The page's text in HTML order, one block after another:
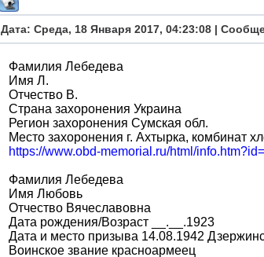
Дата: Среда, 18 Января 2017, 04:23:08 |
Фамилия Лебедева
Имя Л.
Отчество В.
Страна захоронения Украина
Регион захоронения Сумская обл.
Место захоронения г. Ахтырка, комбинат
https://www.obd-memorial.ru/html/
Фамилия Лебедева
Имя Любовь
Отчество Вячеславовна
Дата рождения/Возраст __.__.1923
Дата и место призыва 14.08.1942
Воинское звание красноармеец